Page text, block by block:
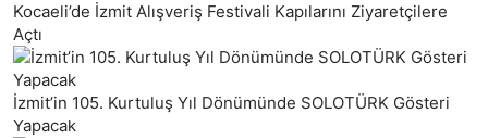
Kocaeli’de İzmit Alışveriş Festivali Kapılarını Ziyaretçilere
Açtı
İzmit’in 105. Kurtuluş Yıl Dönümünde SOLOTÜRK Gösteri
Yapacak